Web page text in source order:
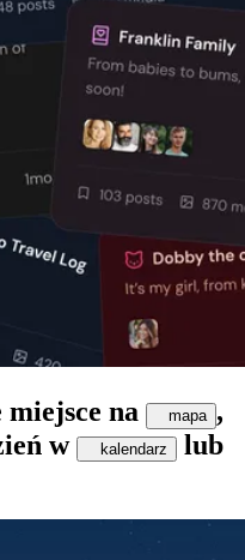
na mapa ,
w kalendarz lub